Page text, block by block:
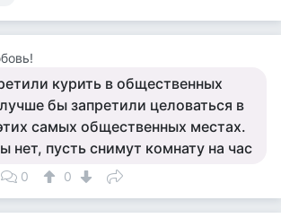
курить в общественных
бы запретили целоваться в
самых общественных местах.
нет, пусть снимут комнату на час
0 0